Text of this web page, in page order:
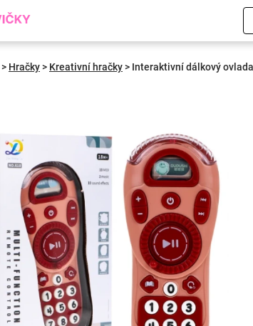
> Hračky> Kreativní hračky> Interaktivní dálkový